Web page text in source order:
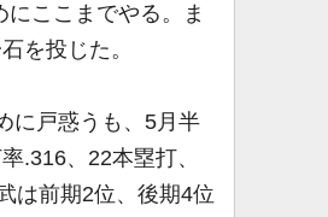
ここまでやる。ま
を投じた。
に戸惑うも、5月半
.316、22本塁打、
は前期2位、後期4位